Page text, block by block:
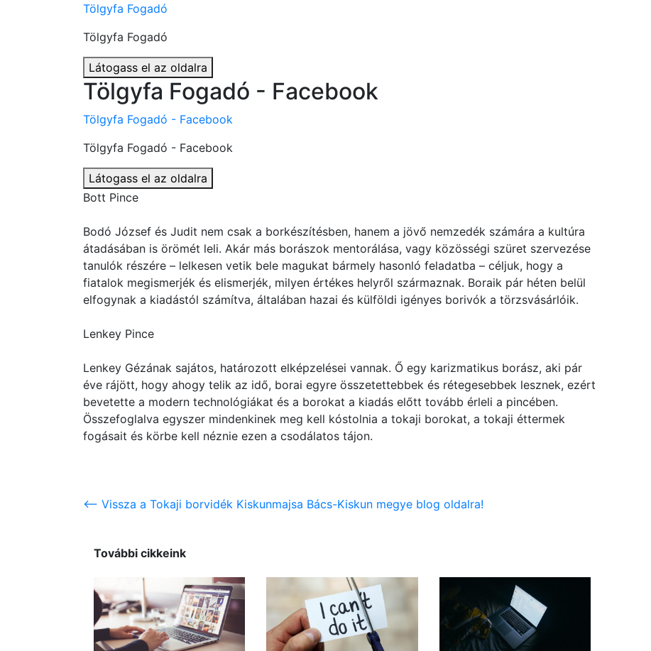
Tölgyfa Fogadó
Tölgyfa Fogadó
Látogass el az oldalra
Tölgyfa Fogadó - Facebook
Tölgyfa Fogadó - Facebook
Tölgyfa Fogadó - Facebook
Látogass el az oldalra
Bott Pince
Bodó József és Judit nem csak a borkészítésben, hanem a jövő nemzedék számára a kultúra
átadásában is örömét leli. Akár más borászok mentorálása, vagy közösségi szüret szervezése
tanulók részére – lelkesen vetik bele magukat bármely hasonló feladatba – céljuk, hogy a
fiatalok megismerjék és elismerjék, milyen értékes helyről származnak. Boraik pár héten belül
elfogynak a kiadástól számítva, általában hazai és külföldi igényes borivók a törzsvásárlóik.
Lenkey Pince
Lenkey Gézának sajátos, határozott elképzelései vannak. Ő egy karizmatikus borász, aki pár
éve rájött, hogy ahogy telik az idő, borai egyre összetettebbek és rétegesebbek lesznek, ezért
bevetette a modern technológiákat és a borokat a kiadás előtt tovább érleli a pincében.
Összefoglalva egyszer mindenkinek meg kell kóstolnia a tokaji borokat, a tokaji éttermek
fogásait és körbe kell néznie ezen a csodálatos tájon.
<-- Vissza a Tokaji borvidék Kiskunmajsa Bács-Kiskun megye blog oldalra!
További cikkeink